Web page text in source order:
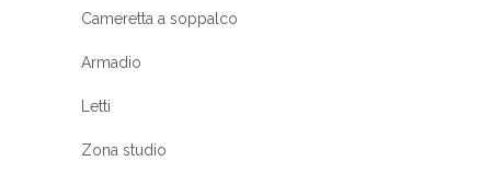
Cameretta a soppalco
Armadio
Letti
Zona studio